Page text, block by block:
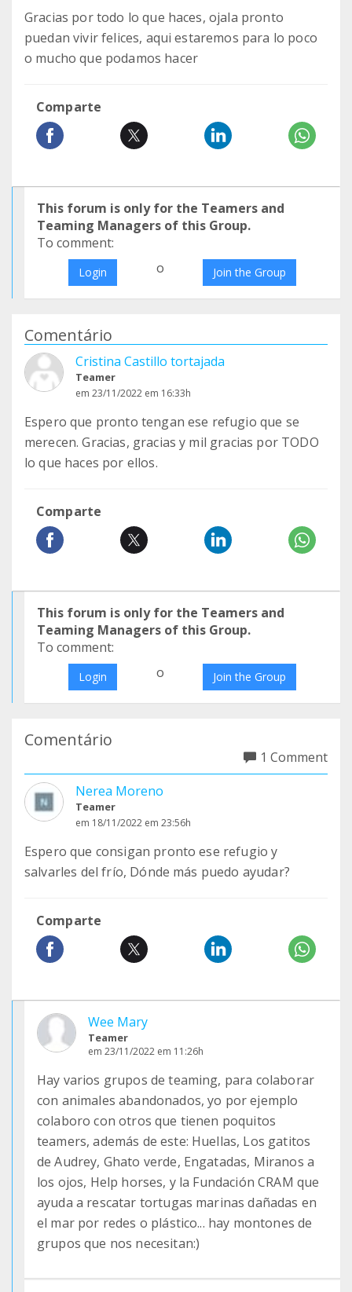
Gracias por todo lo que haces, ojala pronto
puedan vivir felices, aqui estaremos para lo poco
o mucho que podamos hacer
Comparte
This forum is only for the Teamers and
Teaming Managers of this Group.
To comment:
Login o Join the Group
Comentário
Cristina Castillo tortajada
Teamer
em 23/11/2022 em 16:33h
Espero que pronto tengan ese refugio que se
merecen. Gracias, gracias y mil gracias por TODO
lo que haces por ellos.
Comparte
This forum is only for the Teamers and
Teaming Managers of this Group.
To comment:
Login o Join the Group
Comentário
1 Comment
Nerea Moreno
Teamer
em 18/11/2022 em 23:56h
Espero que consigan pronto ese refugio y
salvarles del frío, Dónde más puedo ayudar?
Comparte
Wee Mary
Teamer
em 23/11/2022 em 11:26h
Hay varios grupos de teaming, para colaborar
con animales abandonados, yo por ejemplo
colaboro con otros que tienen poquitos
teamers, además de este: Huellas, Los gatitos
de Audrey, Ghato verde, Engatadas, Miranos a
los ojos, Help horses, y la Fundación CRAM que
ayuda a rescatar tortugas marinas dañadas en
el mar por redes o plástico... hay montones de
grupos que nos necesitan:)